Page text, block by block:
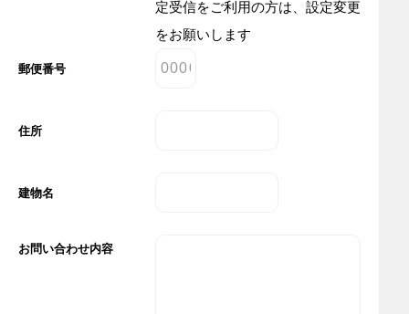
定受信をご利用の方は、設定変更
をお願いします
郵便番号
住所
建物名
お問い合わせ内容